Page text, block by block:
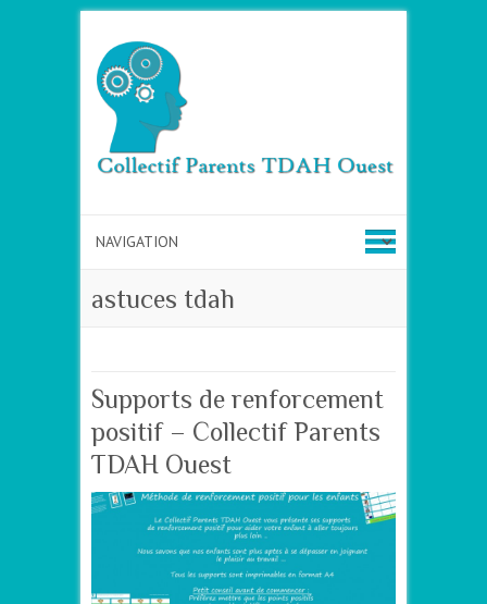
astuces tdah
Supports de renforcement
positif – Collectif Parents
TDAH Ouest